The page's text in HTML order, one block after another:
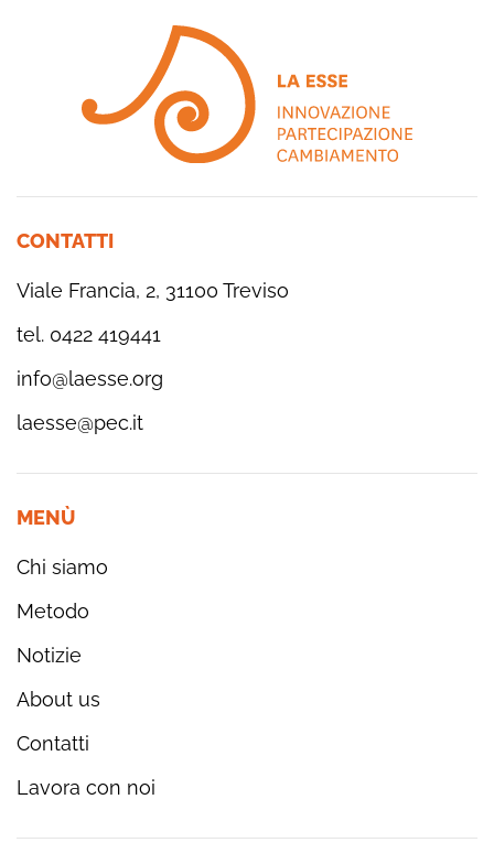
CONTATTI
Viale Francia, 2, 31100 Treviso
tel. 0422 419441
info@laesse.org
laesse@pec.it
MENÙ
Chi siamo
Metodo
Notizie
About us
Contatti
Lavora con noi